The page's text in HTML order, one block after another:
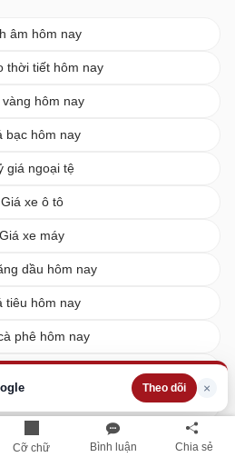
Cỡ chữ Bình luận Chia sẻ
Theo dõi ×
âm hôm nay
thời tiết hôm nay
vàng hôm nay
bạc hôm nay
giá ngoại tệ
Giá xe ô tô
Giá xe máy
dầu hôm nay
tiêu hôm nay
phê hôm nay
hôm nay